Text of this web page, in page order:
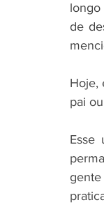
de
Hoje,
pai
Esse
gente